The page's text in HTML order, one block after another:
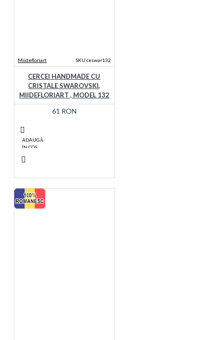
Miidefloriart SKU ceswar132
CERCEI HANDMADE CU
CRISTALE SWAROVSKI,
MIIDEFLORIART , MODEL 132
61 RON
ADAUGĂ
ÎN COŞ